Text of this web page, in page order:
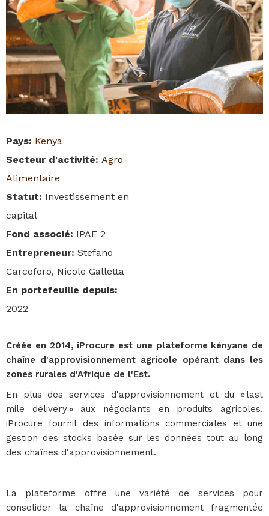
Pays: Kenya
Secteur d'activité: Agro-
Alimentaire
Statut: Investissement en
capital
Fond associé: IPAE 2
Entrepreneur: Stefano
Carcoforo, Nicole Galletta
En portefeuille depuis:
2022
Créée en 2014, iProcure est une plateforme kényane de
chaîne d'approvisionnement agricole opérant dans les
zones rurales d'Afrique de l'Est.
En plus des services d'approvisionnement et du « last
mile delivery » aux négociants en produits agricoles,
iProcure fournit des informations commerciales et une
gestion des stocks basée sur les données tout au long
des chaînes d'approvisionnement.
La plateforme offre une variété de services pour
consolider la chaîne d'approvisionnement fragmentée